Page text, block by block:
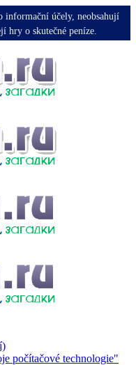
účely, neobsahují
hry o skutečné peníze.
počítačové technologie"